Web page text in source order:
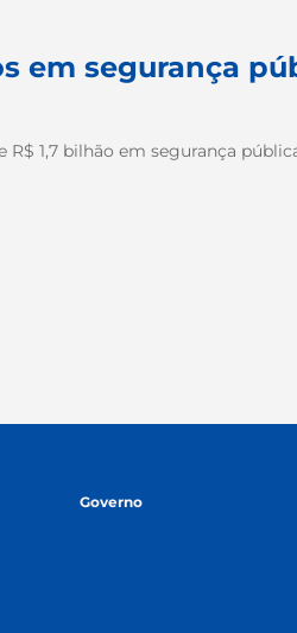
em segurança
R$ 1,7 bilhão em segurança
Governo